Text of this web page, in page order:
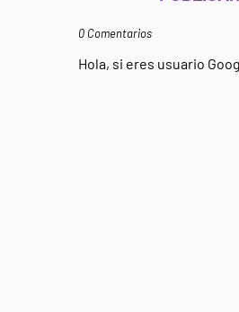
0 Comentarios
Hola, si eres usuario